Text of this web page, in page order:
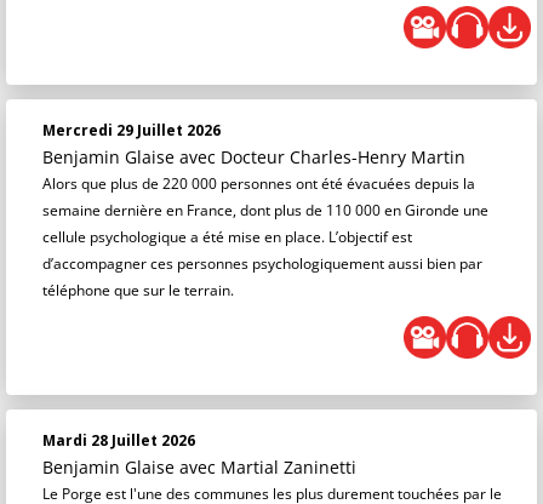
Mercredi 29 Juillet 2026
Benjamin Glaise avec Docteur Charles-Henry Martin
Alors que plus de 220 000 personnes ont été évacuées depuis la
semaine dernière en France, dont plus de 110 000 en Gironde une
cellule psychologique a été mise en place. L’objectif est
d’accompagner ces personnes psychologiquement aussi bien par
téléphone que sur le terrain.
Mardi 28 Juillet 2026
Benjamin Glaise avec Martial Zaninetti
Le Porge est l'une des communes les plus durement touchées par le